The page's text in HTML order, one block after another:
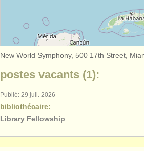
New World Symphony, 500 17th Street,
postes vacants (1):
Publié: 29 juil. 2026
bibliothécaire:
Library Fellowship